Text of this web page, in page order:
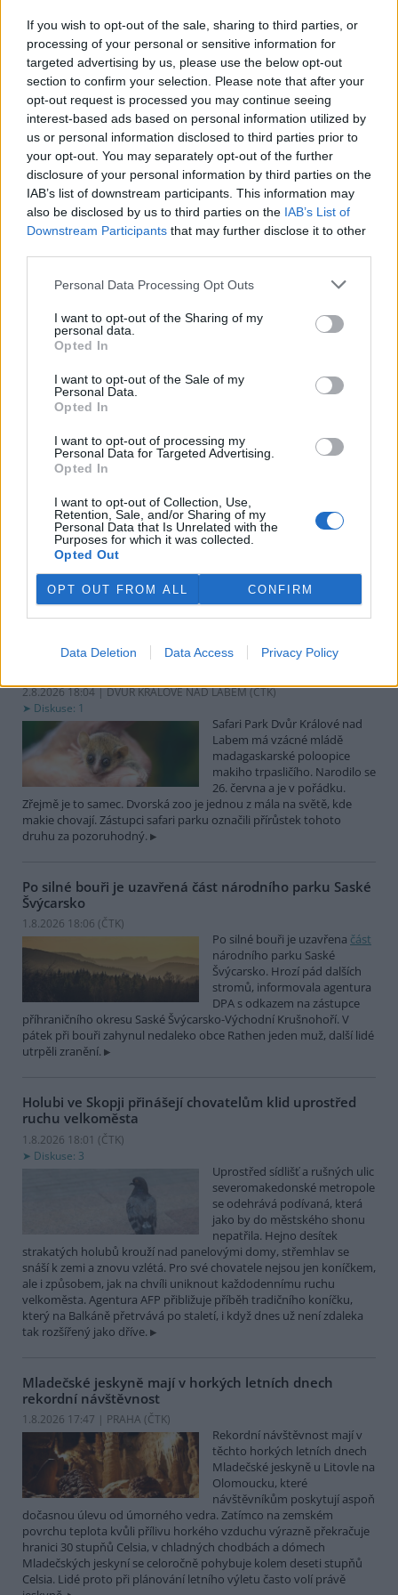
If you wish to opt-out of the sale, sharing to third parties, or
processing of your personal or sensitive information for
targeted advertising by us, please use the below opt-out
section to confirm your selection. Please note that after your
opt-out request is processed you may continue seeing
interest-based ads based on personal information utilized by
us or personal information disclosed to third parties prior to
your opt-out. You may separately opt-out of the further
disclosure of your personal information by third parties on the
IAB’s list of downstream participants. This information may
also be disclosed by us to third parties on the IAB’s List of
Downstream Participants that may further disclose it to other
Personal Data Processing Opt Outs
I want to opt-out of the Sharing of my
personal data.
Opted In
I want to opt-out of the Sale of my
Personal Data.
Opted In
I want to opt-out of processing my
Personal Data for Targeted Advertising.
Opted In
I want to opt-out of Collection, Use,
Retention, Sale, and/or Sharing of my
Personal Data that Is Unrelated with the
Purposes for which it was collected.
Opted Out
OPT OUT FROM ALL CONFIRM
Data Deletion Data Access Privacy Policy
pomníku v Olšině. Připomínat
bude příběh místní kdysi
významné obce s poštou,
četnickou stanicí i několika hostinci, která zanikla zhruba před 80
lety kvůli zřízení vojenského výcvikového prostoru Ralsko.
Opravený pomník chce geopark ukázat na konci srpna při akci
Proměny, která každoročně připomíná historii zaniklých obcí z
tohoto území. ČTK o tom informovala ředitelka Národního
geoparku Ralsko Lenka Mrázová.
Čeští a němečtí ochránci přírody obnoví biodiverzitu
kolem Liberce a Žitavy
Čeští a němečtí ochránci
biologickou rozmanitost na
zemědělské, příměstské a lesní
krajiny v okolí Liberce a německé Žitavy. Na společném
přeshraničním projektu budou spolupracovat tři organizace:
Čmelák – Společnost přátel přírody, Centrum ochrany přírody
Žitavské hory a Mezinárodní centrum setkávání St. Marienthal,
uvedl předseda spolku Čmelák Jan Korytář.
Sklizeň bylinek na Pardubicku je náročná a trvá měsíce
2.8.2026 18:12 | KŘIČEŇ (
mnohem náročnější než
běžných zemědělských plodin.
Zatímco obilí zvládnou
několika týdnů, u bylinek práce trvá měsíce. V Křični na Pardubicku
o tom vědí své, na Statku Junek vrcholí jedna z nejnáročnějších
částí sezony. ČTK to řekla majitelka hospodářství Iva Junková.
Safari Park Dvůr Králové nad Labem má vzácné mládě
2.8.2026 18:04 | DVŮR KRÁLOVÉ NAD LABEM (ČTK)
Diskuse: 1
Safari Park Dvůr Králové nad
Labem má vzácné mládě
madagaskarské poloopice
makiho trpasličího. Narodilo se
26. června a je v pořádku.
Zřejmě je to samec. Dvorská zoo je jednou z mála na světě, kde
makie chovají. Zástupci safari parku označili přírůstek tohoto
druhu za pozoruhodný.
Po silné bouři je uzavřená část národního parku Saské
Švýcarsko
1.8.2026 18:06 (ČTK)
Po silné bouři je uzavřena část
národního parku Saské
Švýcarsko. Hrozí pád dalších
stromů, informovala agentura
DPA s odkazem na zástupce
příhraničního okresu Saské Švýcarsko-Východní Krušnohoří. V
pátek při bouři zahynul nedaleko obce Rathen jeden muž, další lidé
utrpěli zranění.
Holubi ve Skopji přinášejí chovatelům klid uprostřed
ruchu velkoměsta
1.8.2026 18:01 (ČTK)
Diskuse: 3
Uprostřed sídlišť a rušných ulic
severomakedonské metropole
se odehrává podívaná, která
jako by do městského shonu
nepatřila. Hejno desítek
strakatých holubů krouží nad panelovými domy, střemhlav se
snáší k zemi a znovu vzlétá. Pro své chovatele nejsou jen koníčkem,
ale i způsobem, jak na chvíli uniknout každodennímu ruchu
velkoměsta. Agentura AFP přibližuje příběh tradičního koníčku,
který na Balkáně přetrvává po staletí, i když dnes už není zdaleka
tak rozšířený jako dříve.
Mladečské jeskyně mají v horkých letních dnech
rekordní návštěvnost
1.8.2026 17:47 | PRAHA (ČTK)
Rekordní návštěvnost mají v
těchto horkých letních dnech
Mladečské jeskyně u Litovle na
Olomoucku, které
návštěvníkům poskytují aspoň
dočasnou úlevu od úmorného vedra. Zatímco na zemském
povrchu teplota kvůli přílivu horkého vzduchu výrazně překračuje
hranici 30 stupňů Celsia, v chladných chodbách a dómech
Mladečských jeskyní se celoročně pohybuje kolem deseti stupňů
Celsia. Lidé proto při plánování letního výletu často volí právě